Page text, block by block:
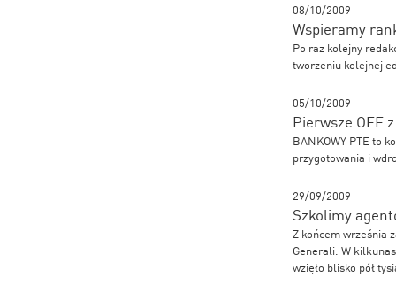
08/10/2009
Wspieramy
Po raz kolejny
tworzeniu kolejnej
05/10/2009
Pierwsze OFE
BANKOWY PTE to
przygotowania i
29/09/2009
Szkolimy
Z końcem września
Generali. W
wzięło blisko pół